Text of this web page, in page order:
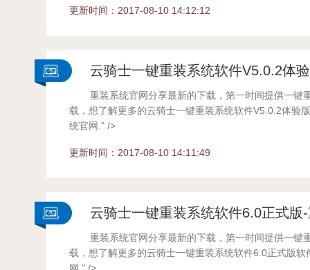
更新时间：2017-08-10 14:12:12
云骑士一键重装系统软件V5.0.2体
重装系统官网分享最新的下载，第一时间提供一键
载，想了解更多的云骑士一键重装系统软件V5.0.2体验
统官网." />
更新时间：2017-08-10 14:11:49
云骑士一键重装系统软件6.0正式版
重装系统官网分享最新的下载，第一时间提供一键
载，想了解更多的云骑士一键重装系统软件6.0正式版软